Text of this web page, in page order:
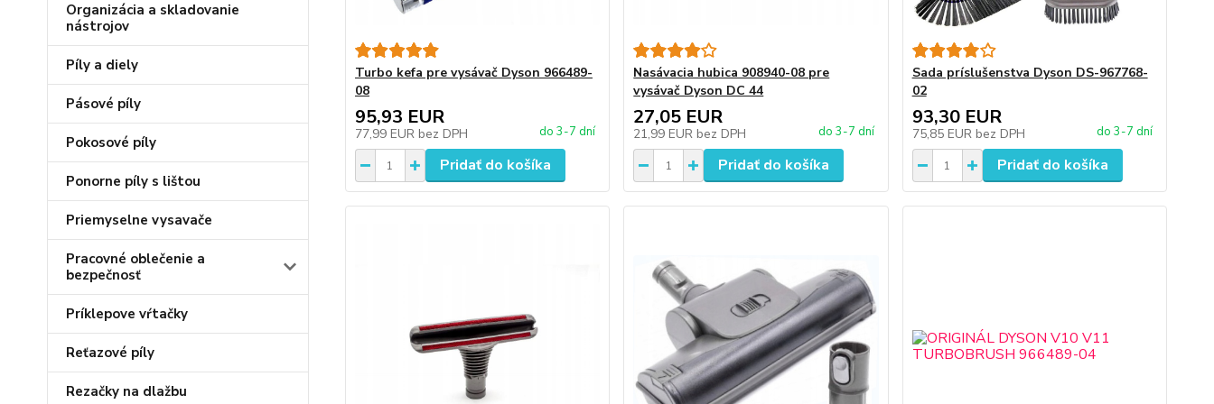
Organizácia a skladovanie
nástrojov
Píly a diely
Pásové píly
Pokosové píly
Ponorne píly s lištou
Priemyselne vysavače
Pracovné oblečenie a
bezpečnosť
Príklepove vŕtačky
Reťazové píly
Rezačky na dlažbu
Turbo kefa pre vysávač Dyson 966489-
08
95,93 EUR
77,99 EUR bez DPH do 3-7 dní
Pridať do košíka
Nasávacia hubica 908940-08 pre
vysávač Dyson DC 44
27,05 EUR
21,99 EUR bez DPH do 3-7 dní
Pridať do košíka
Sada príslušenstva Dyson DS-967768-
02
93,30 EUR
75,85 EUR bez DPH do 3-7 dní
Pridať do košíka